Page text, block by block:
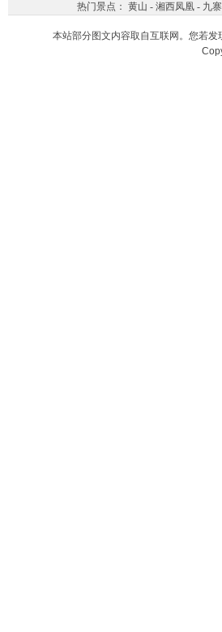
热门景点： 黄山 - 湘西凤凰- 九
本站部分图文内容取自互联网。您若